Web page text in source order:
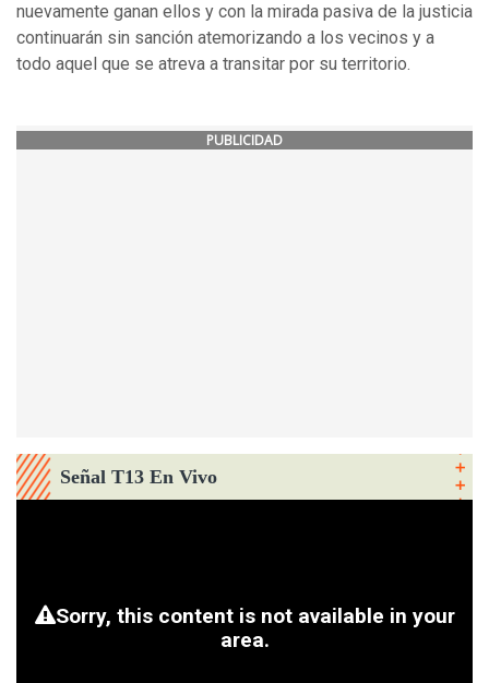
nuevamente ganan ellos y con la mirada pasiva de la justicia
continuarán sin sanción atemorizando a los vecinos y a
todo aquel que se atreva a transitar por su territorio.
PUBLICIDAD
Señal T13 En Vivo